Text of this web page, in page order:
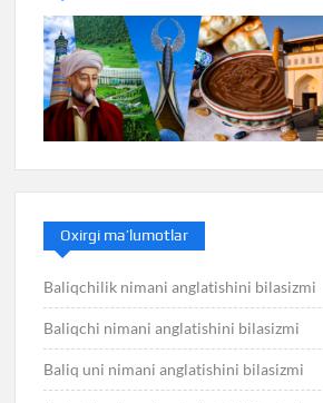
Oxirgi ma’lumotlar
Baliqchilik nimani anglatishini bilasizmi
Baliqchi nimani anglatishini bilasizmi
Baliq uni nimani anglatishini bilasizmi